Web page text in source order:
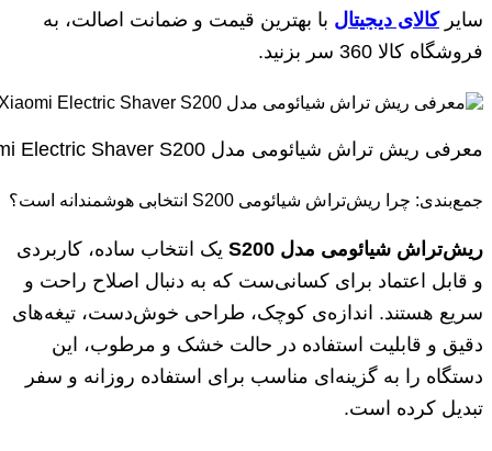
سایرکالای دیجیتال با بهترین قیمت و ضمانت اصالت، به
فروشگاه کالا 360 سر بزنید.
معرفی ریش تراش شیائومی مدل Xiaomi Electric Shaver S200
جمع‌بندی: چرا ریش‌تراش شیائومی S200 انتخابی هوشمندانه است؟
ریش‌تراش شیائومی مدل S200
یک انتخاب ساده، کاربردی
و قابل اعتماد برای کسانی‌ست که به دنبال اصلاح راحت و
سریع هستند. اندازه‌ی کوچک، طراحی خوش‌دست، تیغه‌های
دقیق و قابلیت استفاده در حالت خشک و مرطوب، این
دستگاه را به گزینه‌ای مناسب برای استفاده روزانه و سفر
تبدیل کرده است.